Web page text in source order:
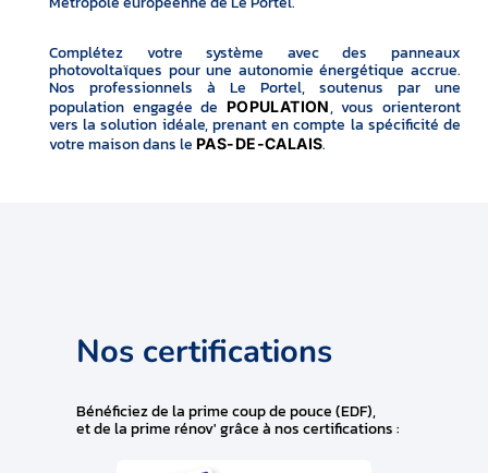
Complétez votre système avec des panneaux
photovoltaïques pour une autonomie énergétique accrue.
Nos professionnels à Le Portel, soutenus par une
population engagée de POPULATION, vous orienteront
vers la solution idéale, prenant en compte la spécificité de
votre maison dans le PAS-DE-CALAIS.
Nos certifications
Bénéficiez de la prime coup de pouce (EDF),
et de la prime rénov' grâce à nos certifications :